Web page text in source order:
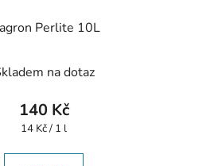
Perlite 10L
na dotaz
140 Kč
Měrná
14 Kč / 1 l